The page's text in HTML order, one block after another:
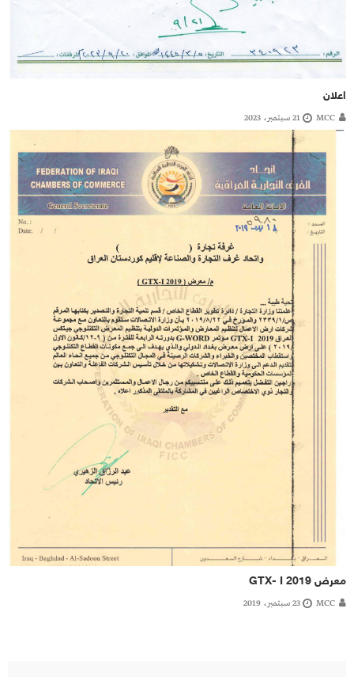
اعلان
MCC 21 سبتمبر، 2023
معرض GTX- I 2019
MCC 23 سبتمبر، 2019